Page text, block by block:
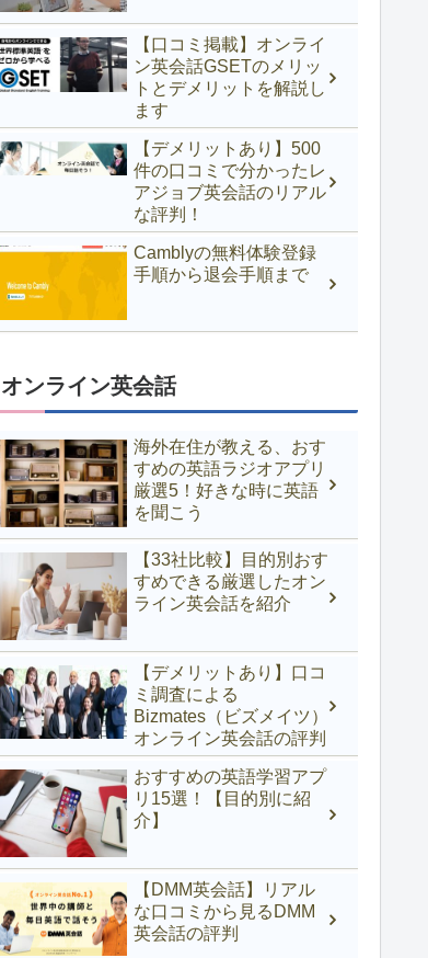
【口コミ掲載】オンライ
ン英会話GSETのメリッ
トとデメリットを解説し
ます
【デメリットあり】500
件の口コミで分かったレ
アジョブ英会話のリアル
な評判！
Camblyの無料体験登録
手順から退会手順まで
オンライン英会話
海外在住が教える、おす
すめの英語ラジオアプリ
厳選5！好きな時に英語
を聞こう
【33社比較】目的別おす
すめできる厳選したオン
ライン英会話を紹介
【デメリットあり】口コ
ミ調査による
Bizmates（ビズメイツ）
オンライン英会話の評判
おすすめの英語学習アプ
リ15選！【目的別に紹
介】
【DMM英会話】リアル
な口コミから見るDMM
英会話の評判